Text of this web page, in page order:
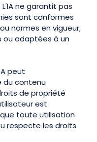
ne garantit pas
sont conformes
normes en vigueur,
ou adaptées à un
peut
du contenu
de propriété
est
toute utilisation
respecte les droits